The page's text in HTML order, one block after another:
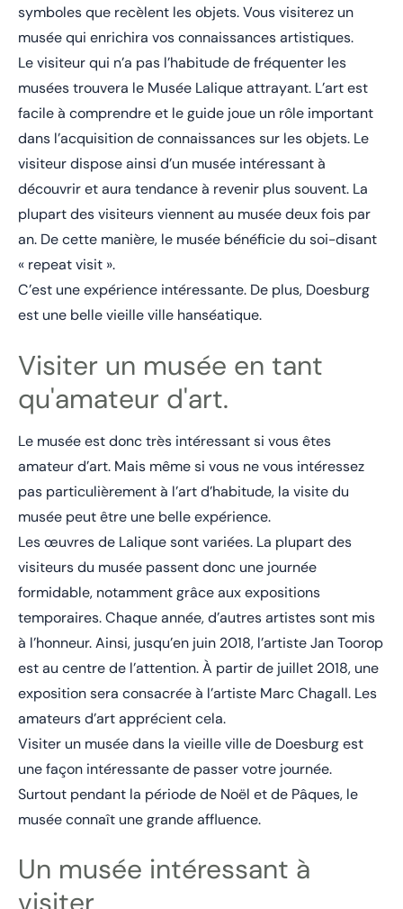
symboles que recèlent les objets. Vous visiterez un
musée qui enrichira vos connaissances artistiques.
Le visiteur qui n’a pas l’habitude de fréquenter les
musées trouvera le Musée Lalique attrayant. L’art est
facile à comprendre et le guide joue un rôle important
dans l’acquisition de connaissances sur les objets. Le
visiteur dispose ainsi d’un musée intéressant à
découvrir et aura tendance à revenir plus souvent. La
plupart des visiteurs viennent au musée deux fois par
an. De cette manière, le musée bénéficie du soi-disant
« repeat visit ».
C’est une expérience intéressante. De plus, Doesburg
est une belle vieille ville hanséatique.
Visiter un musée en tant
qu'amateur d'art.
Le musée est donc très intéressant si vous êtes
amateur d’art. Mais même si vous ne vous intéressez
pas particulièrement à l’art d’habitude, la visite du
musée peut être une belle expérience.
Les œuvres de Lalique sont variées. La plupart des
visiteurs du musée passent donc une journée
formidable, notamment grâce aux expositions
temporaires. Chaque année, d’autres artistes sont mis
à l’honneur. Ainsi, jusqu’en juin 2018, l’artiste Jan Toorop
est au centre de l’attention. À partir de juillet 2018, une
exposition sera consacrée à l’artiste Marc Chagall. Les
amateurs d’art apprécient cela.
Visiter un musée dans la vieille ville de Doesburg est
une façon intéressante de passer votre journée.
Surtout pendant la période de Noël et de Pâques, le
musée connaît une grande affluence.
Un musée intéressant à